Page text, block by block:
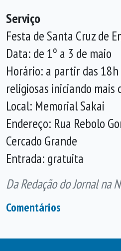
Serviço
Festa de Santa Cruz de
Data: de 1º a 3 de maio
Horário: a partir das 18h
religiosas iniciando mais
Local: Memorial Sakai
Endereço: Rua Rebolo
Cercado Grande
Entrada: gratuita
Da Redação do Jornal na
Comentários